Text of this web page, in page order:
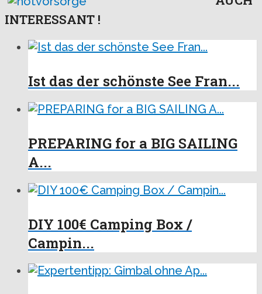
INTERESSANT !
Ist das der schönste See Fran...
PREPARING for a BIG SAILING
A...
DIY 100€ Camping Box /
Campin...